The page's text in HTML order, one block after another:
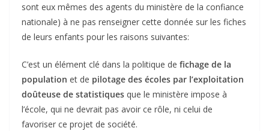
sont eux mêmes des agents du ministère de la confiance
nationale) à ne pas renseigner cette donnée sur les fiches
de leurs enfants pour les raisons suivantes:
C’est un élément clé dans la politique de fichage de la
population et de pilotage des écoles par l’exploitation
doûteuse de statistiques que le ministère impose à
l’école, qui ne devrait pas avoir ce rôle, ni celui de
favoriser ce projet de société.